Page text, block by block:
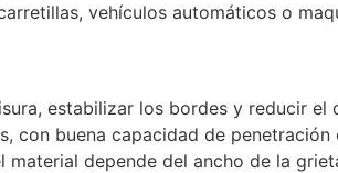
vehículos automáticos o
estabilizar los bordes y reducir el
con buena capacidad de penetración
depende del ancho de la